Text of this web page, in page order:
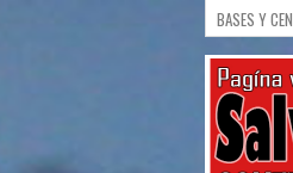
BASES Y